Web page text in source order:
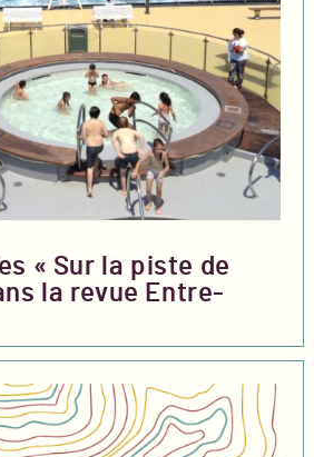
« Sur la piste de
la revue Entre-